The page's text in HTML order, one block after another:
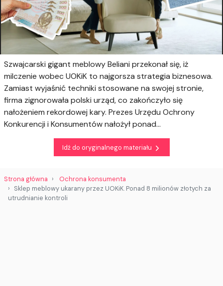
Szwajcarski gigant meblowy Beliani przekonał się, iż
milczenie wobec UOKiK to najgorsza strategia biznesowa.
Zamiast wyjaśnić techniki stosowane na swojej stronie,
firma zignorowała polski urząd, co zakończyło się
nałożeniem rekordowej kary. Prezes Urzędu Ochrony
Konkurencji i Konsumentów nałożył ponad...
Idź do oryginalnego materiału
Strona główna
Ochrona konsumenta
Sklep meblowy ukarany przez UOKiK. Ponad 8 milionów złotych za
utrudnianie kontroli